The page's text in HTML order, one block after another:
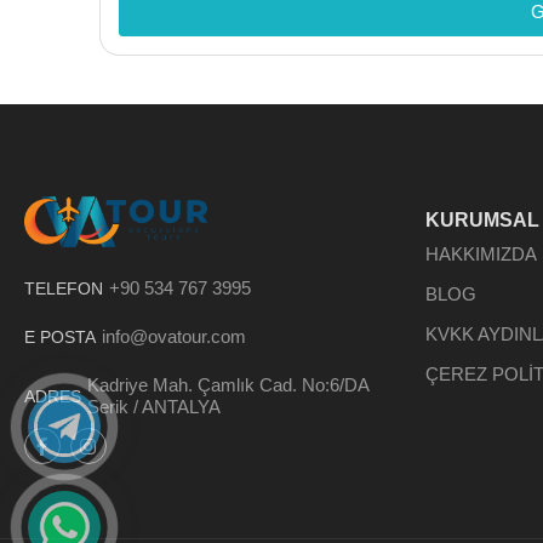
TELEFON +90 534 767 3995
E POSTA info@ovatour.com
ADRES
Kadriye Mah. Çamlık Cad. No:6/DA
Serik / ANTALYA
KURUMSAL
HAKKIMIZDA
BLOG
KVKK
ÇEREZ